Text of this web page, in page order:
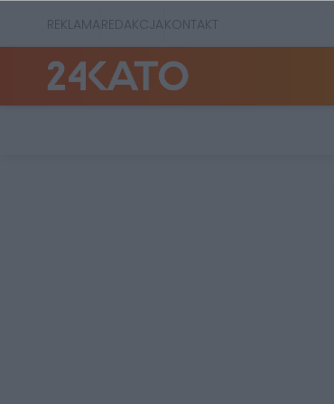
REKLAMAREDAKCJAKONTAKT